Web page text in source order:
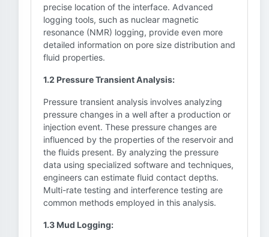
precise location of the interface. Advanced
logging tools, such as nuclear magnetic
resonance (NMR) logging, provide even more
detailed information on pore size distribution and
fluid properties.
1.2 Pressure Transient Analysis:
Pressure transient analysis involves analyzing
pressure changes in a well after a production or
injection event. These pressure changes are
influenced by the properties of the reservoir and
the fluids present. By analyzing the pressure
data using specialized software and techniques,
engineers can estimate fluid contact depths.
Multi-rate testing and interference testing are
common methods employed in this analysis.
1.3 Mud Logging: